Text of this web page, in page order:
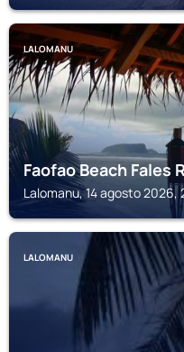
LALOMANU
Faofao Beach Fales
Lalomanu, 14 agosto 2026,
LALOMANU